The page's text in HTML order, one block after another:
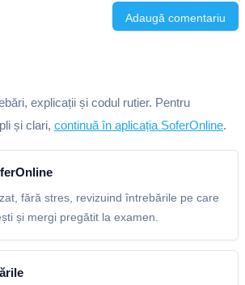
Adaugă comentariu
explicații și codul rutier. Pentru
și clari, continuă în aplicația SoferOnline.
fără stres, revizuind întrebările pe care
și mergi pregătit la examen.